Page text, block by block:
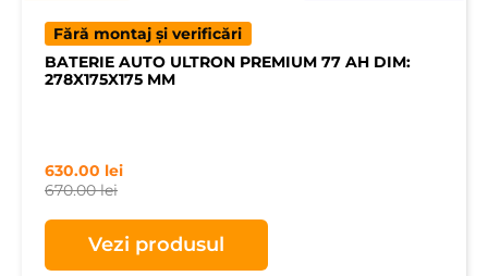
Fără montaj și verificări
BATERIE AUTO ULTRON PREMIUM 77 AH DIM:
278X175X175 MM
670.00lei
630.00 lei
Vezi produsul